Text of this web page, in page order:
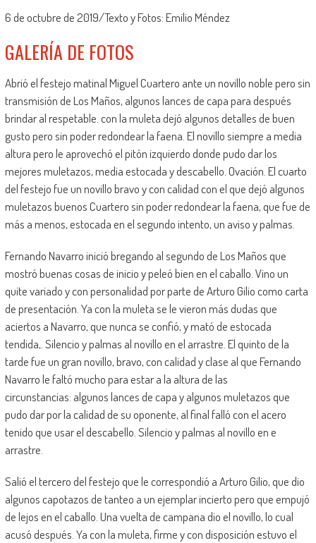
6 de octubre de 2019/Texto y Fotos: Emilio Méndez
GALERÍA DE FOTOS
Abrió el festejo matinal Miguel Cuartero ante un novillo noble pero sin
transmisión de Los Maños, algunos lances de capa para después
brindar al respetable. con la muleta dejó algunos detalles de buen
gusto pero sin poder redondear la faena. El novillo siempre a media
altura pero le aprovechó el pitón izquierdo donde pudo dar los
mejores muletazos, media estocada y descabello. Ovación. El cuarto
del festejo fue un novillo bravo y con calidad con el que dejó algunos
muletazos buenos Cuartero sin poder redondear la faena, que fue de
más a menos, estocada en el segundo intento, un aviso y palmas.
Fernando Navarro inició bregando al segundo de Los Maños que
mostró buenas cosas de inicio y peleó bien en el caballo. Vino un
quite variado y con personalidad por parte de Arturo Gilio como carta
de presentación. Ya con la muleta se le vieron más dudas que
aciertos a Navarro, que nunca se confió, y mató de estocada
tendida,. Silencio y palmas al novillo en el arrastre. El quinto de la
tarde fue un gran novillo, bravo, con calidad y clase al que Fernando
Navarro le faltó mucho para estar a la altura de las
circunstancias: algunos lances de capa y algunos muletazos que
pudo dar por la calidad de su oponente, al final falló con el acero
tenido que usar el descabello. Silencio y palmas al novillo en e
arrastre.
Salió el tercero del festejo que le correspondió a Arturo Gilio, que dio
algunos capotazos de tanteo a un ejemplar incierto pero que empujó
de lejos en el caballo. Una vuelta de campana dio el novillo, lo cual
acusó después. Ya con la muleta, firme y con disposición estuvo el